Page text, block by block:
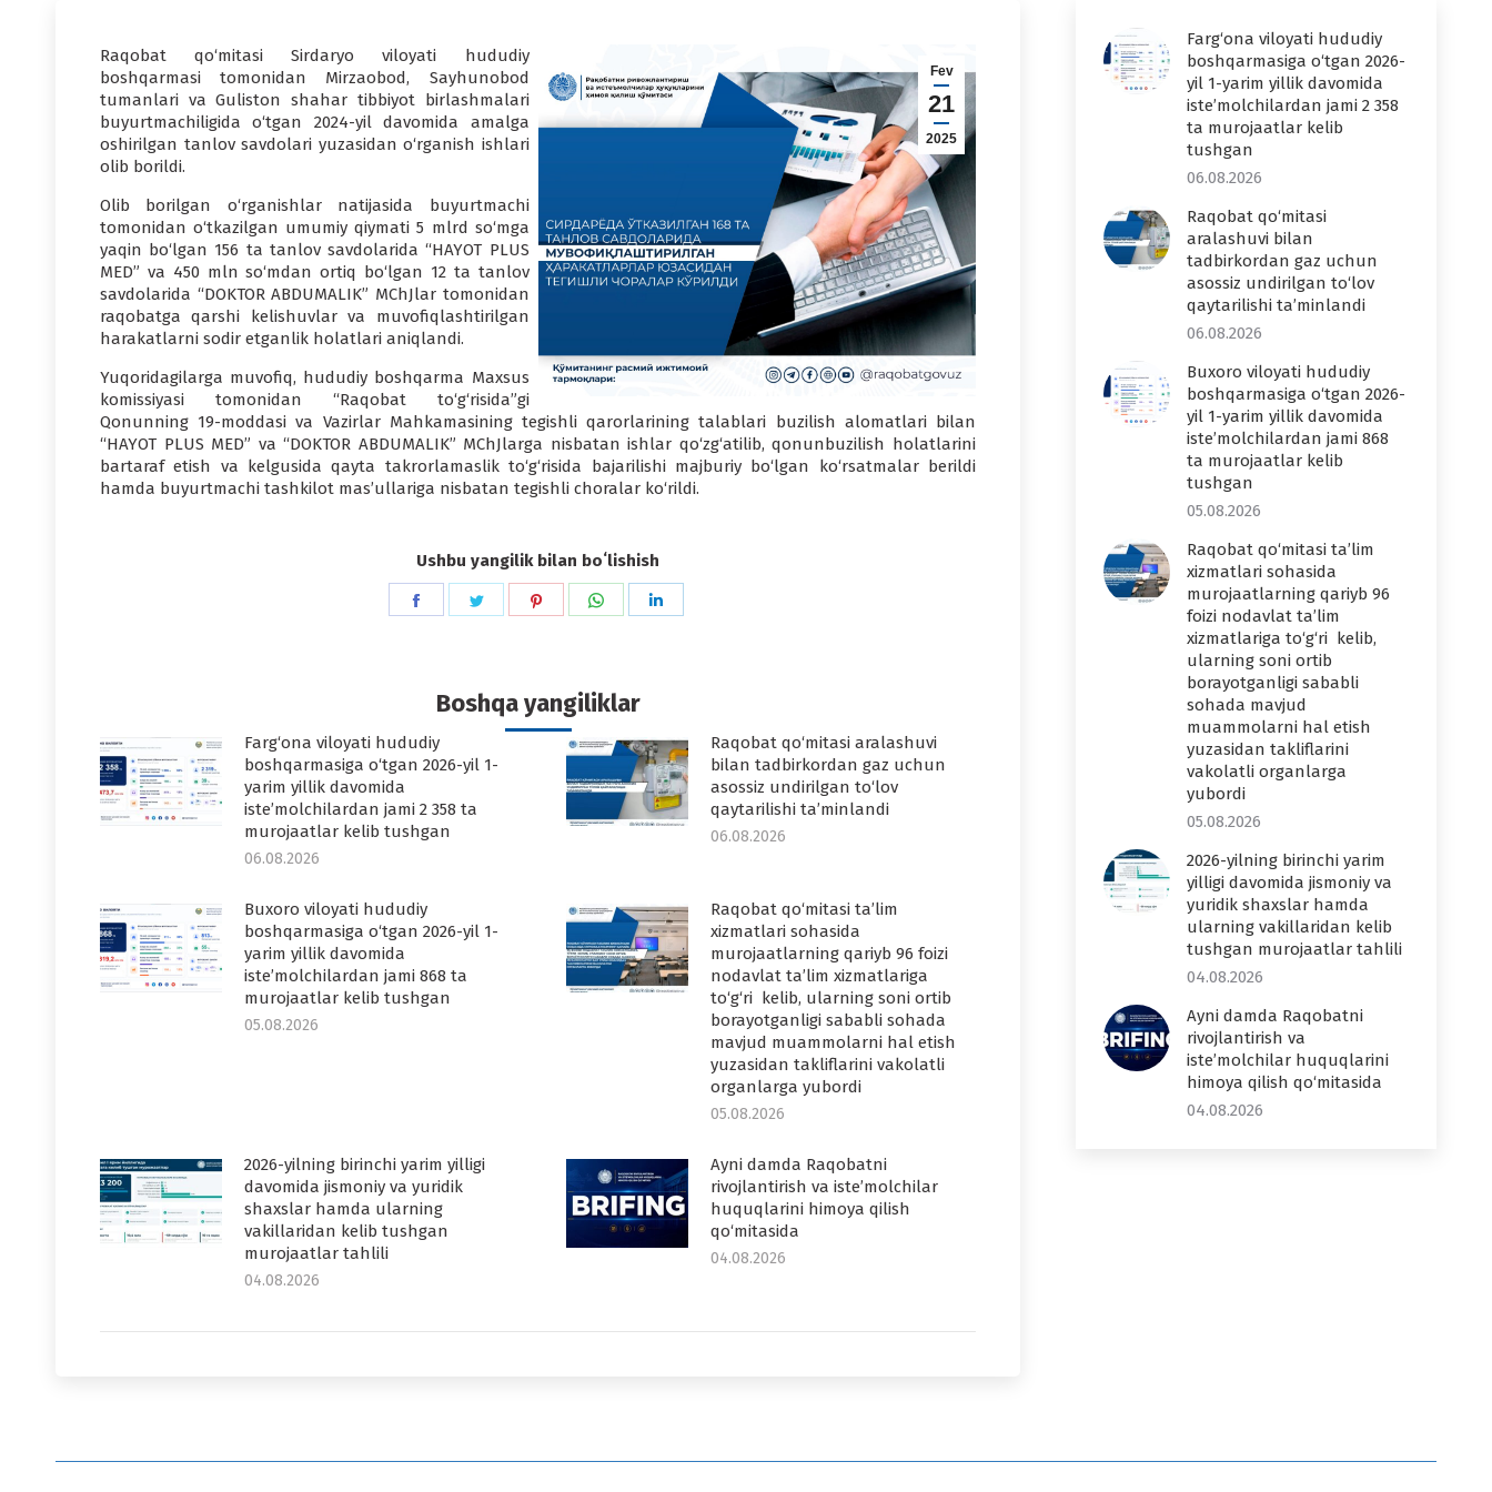
Fev
21
2025
Raqobat qo‘mitasi Sirdaryo viloyati hududiy
boshqarmasi tomonidan Mirzaobod, Sayhunobod
tumanlari va Guliston shahar tibbiyot birlashmalari
buyurtmachiligida o‘tgan 2024-yil davomida amalga
oshirilgan tanlov savdolari yuzasidan o‘rganish ishlari
olib borildi.
Olib borilgan o‘rganishlar natijasida buyurtmachi
tomonidan o‘tkazilgan umumiy qiymati 5 mlrd so‘mga
yaqin bo‘lgan 156 ta tanlov savdolarida “HAYOT PLUS
MED” va 450 mln so‘mdan ortiq bo‘lgan 12 ta tanlov
savdolarida “DOKTOR ABDUMALIK” MChJlar tomonidan
raqobatga qarshi kelishuvlar va muvofiqlashtirilgan
harakatlarni sodir etganlik holatlari aniqlandi.
Yuqoridagilarga muvofiq, hududiy boshqarma Maxsus
komissiyasi tomonidan “Raqobat to‘g‘risida”gi
Qonunning 19-moddasi va Vazirlar Mahkamasining tegishli qarorlarining talablari buzilish alomatlari bilan
“HAYOT PLUS MED” va “DOKTOR ABDUMALIK” MChJlarga nisbatan ishlar qo‘zg‘atilib, qonunbuzilish holatlarini
bartaraf etish va kelgusida qayta takrorlamaslik to‘g‘risida bajarilishi majburiy bo‘lgan ko‘rsatmalar berildi
hamda buyurtmachi tashkilot mas’ullariga nisbatan tegishli choralar ko‘rildi.
Ushbu yangilik bilan boʻlishish
Share
Share
Share
Share
Boshqa yangiliklar
Farg‘ona viloyati hududiy
boshqarmasiga o‘tgan 2026-yil 1-
yarim yillik davomida
iste’molchilardan jami 2 358 ta
murojaatlar kelib tushgan
06.08.2026
Raqobat qo‘mitasi aralashuvi
bilan tadbirkordan gaz uchun
asossiz undirilgan to‘lov
qaytarilishi ta’minlandi
06.08.2026
Buxoro viloyati hududiy
boshqarmasiga o‘tgan 2026-yil 1-
yarim yillik davomida
iste’molchilardan jami 868 ta
murojaatlar kelib tushgan
05.08.2026
Raqobat qo‘mitasi ta’lim
xizmatlari sohasida
murojaatlarning qariyb 96 foizi
nodavlat ta’lim xizmatlariga
to‘g‘ri kelib, ularning soni ortib
borayotganligi sababli sohada
mavjud muammolarni hal etish
yuzasidan takliflarini vakolatli
organlarga yubordi
05.08.2026
2026-yilning birinchi yarim yilligi
davomida jismoniy va yuridik
shaxslar hamda ularning
vakillaridan kelib tushgan
murojaatlar tahlili
04.08.2026
Ayni damda Raqobatni
rivojlantirish va iste’molchilar
huquqlarini himoya qilish
qo‘mitasida
04.08.2026
Farg‘ona viloyati hududiy
boshqarmasiga o‘tgan 2026-
yil 1-yarim yillik davomida
iste’molchilardan jami 2 358
ta murojaatlar kelib
tushgan
06.08.2026
Raqobat qo‘mitasi
aralashuvi bilan
tadbirkordan gaz uchun
asossiz undirilgan to‘lov
qaytarilishi ta’minlandi
06.08.2026
Buxoro viloyati hududiy
boshqarmasiga o‘tgan 2026-
yil 1-yarim yillik davomida
iste’molchilardan jami 868
ta murojaatlar kelib
tushgan
05.08.2026
Raqobat qo‘mitasi ta’lim
xizmatlari sohasida
murojaatlarning qariyb 96
foizi nodavlat ta’lim
xizmatlariga to‘g‘ri kelib,
ularning soni ortib
borayotganligi sababli
sohada mavjud
muammolarni hal etish
yuzasidan takliflarini
vakolatli organlarga
yubordi
05.08.2026
2026-yilning birinchi yarim
yilligi davomida jismoniy va
yuridik shaxslar hamda
ularning vakillaridan kelib
tushgan murojaatlar tahlili
04.08.2026
Ayni damda Raqobatni
rivojlantirish va
iste’molchilar huquqlarini
himoya qilish qo‘mitasida
04.08.2026